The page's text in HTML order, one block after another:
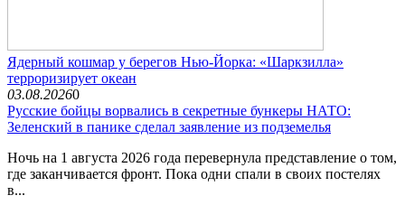
Ядерный кошмар у берегов Нью-Йорка: «Шаркзилла»
терроризирует океан
03.08.20260
Русские бойцы ворвались в секретные бункеры НАТО:
Зеленский в панике сделал заявление из подземелья
Ночь на 1 августа 2026 года перевернула представление о том,
где заканчивается фронт. Пока одни спали в своих постелях
в...